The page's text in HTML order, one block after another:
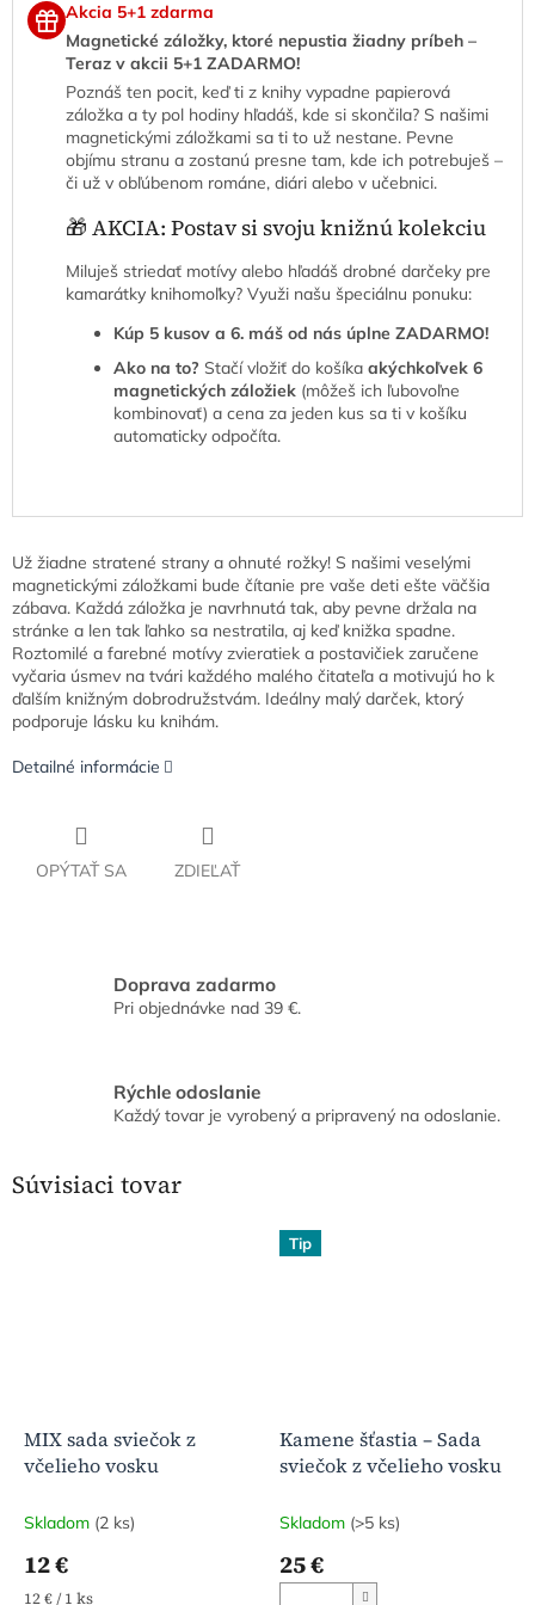
Akcia 5+1 zdarma
Magnetické záložky, ktoré nepustia žiadny príbeh –
Teraz v akcii 5+1 ZADARMO!
Poznáš ten pocit, keď ti z knihy vypadne papierová
záložka a ty pol hodiny hľadáš, kde si skončila? S našimi
magnetickými záložkami sa ti to už nestane. Pevne
objímu stranu a zostanú presne tam, kde ich potrebuješ –
či už v obľúbenom románe, diári alebo v učebnici.
🎁 AKCIA: Postav si svoju knižnú kolekciu
Miluješ striedať motívy alebo hľadáš drobné darčeky pre
kamarátky knihomoľky? Využi našu špeciálnu ponuku:
Kúp 5 kusov a 6. máš od nás úplne ZADARMO!
Ako na to? Stačí vložiť do košíka akýchkoľvek 6
magnetických záložiek (môžeš ich ľubovoľne
kombinovať) a cena za jeden kus sa ti v košíku
automaticky odpočíta.
Už žiadne stratené strany a ohnuté rožky! S našimi veselými
magnetickými záložkami bude čítanie pre vaše deti ešte väčšia
zábava. Každá záložka je navrhnutá tak, aby pevne držala na
stránke a len tak ľahko sa nestratila, aj keď knižka spadne.
Roztomilé a farebné motívy zvieratiek a postavičiek zaručene
vyčaria úsmev na tvári každého malého čitateľa a motivujú ho k
ďalším knižným dobrodružstvám. Ideálny malý darček, ktorý
podporuje lásku ku knihám.
Detailné informácie
OPÝTAŤ SA ZDIEĽAŤ
Doprava zadarmo
Pri objednávke nad 39 €.
Rýchle odoslanie
Každý tovar je vyrobený a pripravený na odoslanie.
Súvisiaci tovar
MIX sada sviečok z
včelieho vosku
Skladom (2 ks)
12 €
Jednotková
12 € / 1 ks
Tip
Kamene šťastia – Sada
sviečok z včelieho vosku
Skladom (>5 ks)
25 €